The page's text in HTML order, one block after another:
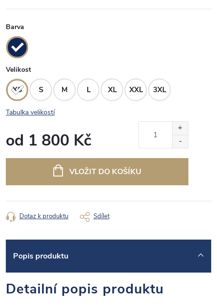
Barva
Velikost
XS S M L XL XXL 3XL
Tabulka velikostí
od 1 800 Kč
VLOŽIT DO KOŠÍKU
Dotaz k produktu Sdílet
Popis produktu
Detailní popis produktu